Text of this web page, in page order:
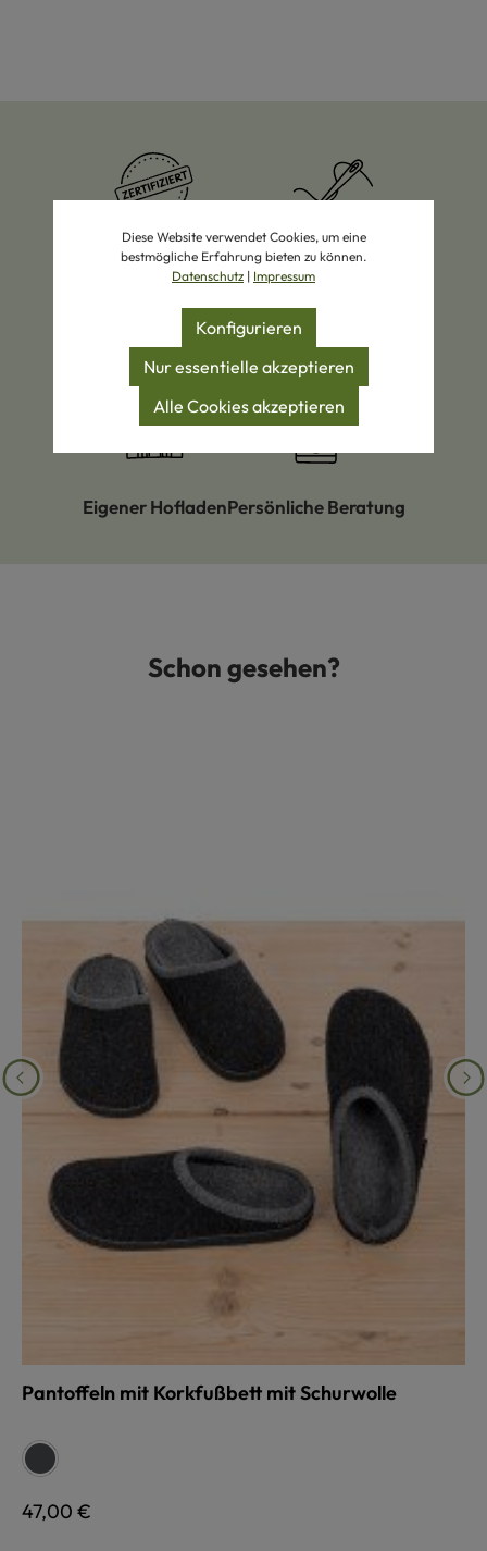
Zertifizierte ProdukteEigene Manufakturen
Bio-Wolle Schaffell-Spezialist Öko-Pionier
Eigener HofladenPersönliche Beratung
Produktgalerie überspringenSchon gesehen?
Pantoffeln mit Korkfußbett mit Schurwolle
Farbeanthrazit
Regulärer Preis:
47,00 €
Diese Website verwendet Cookies, um eine
bestmögliche Erfahrung bieten zu können.
Datenschutz | Impressum
Nur essentielle akzeptieren
Konfigurieren
Alle Cookies akzeptieren